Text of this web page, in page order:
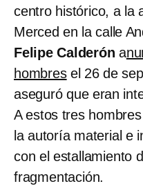
centro histórico, a la
Merced en la calle
Felipe Calderón a
hombresel 26 de
aseguró que eran
A estos tres
la autoría material e
con el estallamiento
fragmentación.